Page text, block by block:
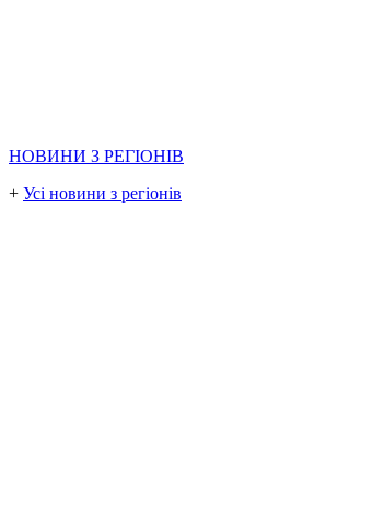
НОВИНИ З РЕГІОНІВ
+ Усі новини з регіонів